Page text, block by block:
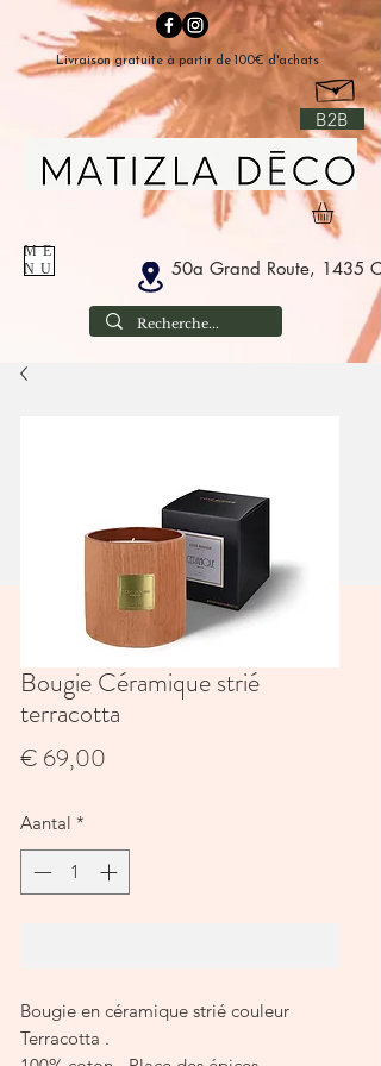
B2B
50a Grand Route, 1435
ME
NU
Livraison gratuite à partir de 100€ d'achats
Bougie Céramique strié
terracotta
€ 69,00
Aantal *
Bougie en céramique strié couleur
Terracotta .